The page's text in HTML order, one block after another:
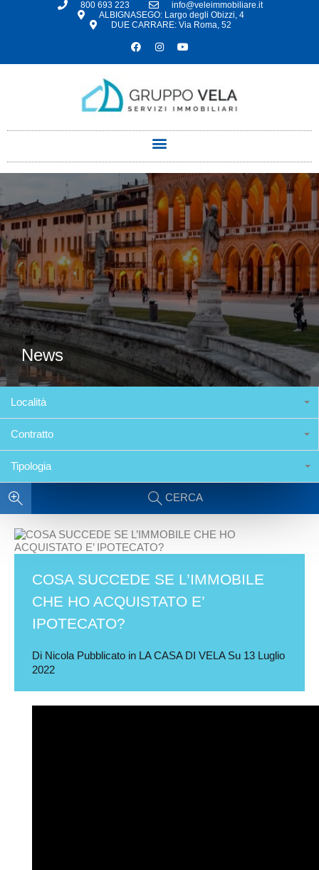
800 693 223
info@veleimmobiliare.it
ALBIGNASEGO: Largo degli Obizzi, 4
DUE CARRARE: Via Roma, 52
News
Località
Contratto
Tipologia
CERCA
COSA SUCCEDE SE L’IMMOBILE
CHE HO ACQUISTATO E’
IPOTECATO?
Di Nicola Pubblicato in LA CASA DI VELASu 13 Luglio
2022